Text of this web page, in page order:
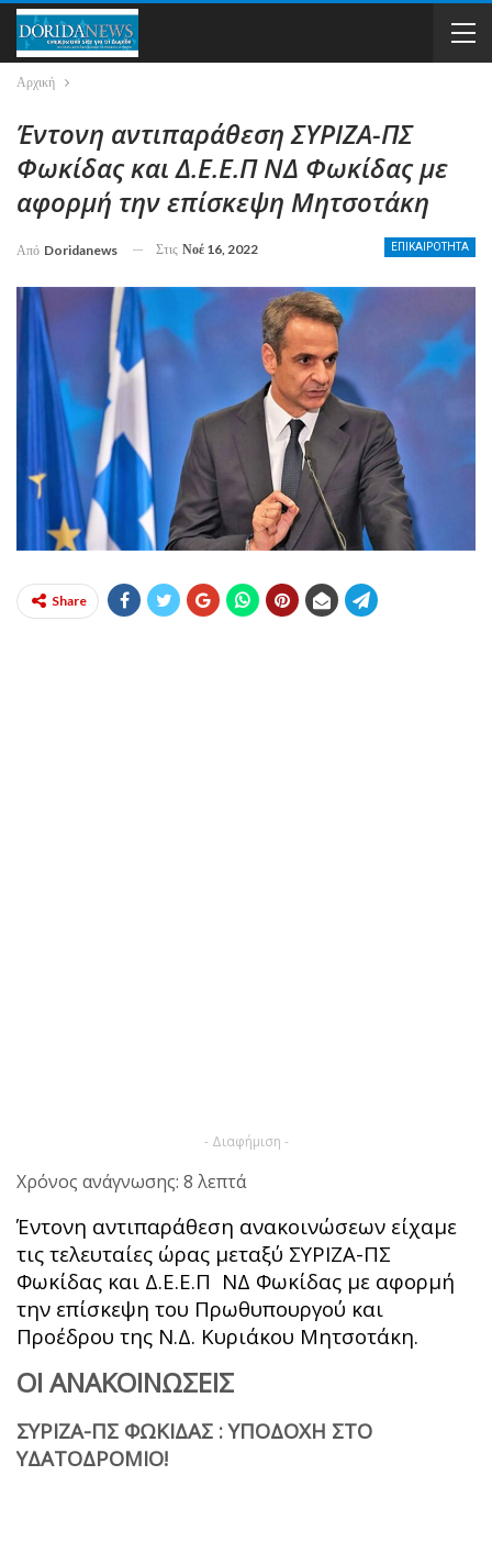
Αρχική
Έντονη αντιπαράθεση ΣΥΡΙΖΑ-ΠΣ
Φωκίδας και Δ.Ε.Ε.Π ΝΔ Φωκίδας με
αφορμή την επίσκεψη Μητσοτάκη
ΕΠΙΚΑΙΡΟΤΗΤΑ
Από Doridanews Στις Νοέ 16, 2022
Share
- Διαφήμιση -
Χρόνος ανάγνωσης: 8 λεπτά
Έντονη αντιπαράθεση ανακοινώσεων είχαμε
τις τελευταίες ώρας μεταξύ ΣΥΡΙΖΑ-ΠΣ
Φωκίδας και Δ.Ε.Ε.Π ΝΔ Φωκίδας με αφορμή
την επίσκεψη του Πρωθυπουργού και
Προέδρου της Ν.Δ. Κυριάκου Μητσοτάκη.
ΟΙ ΑΝΑΚΟΙΝΩΣΕΙΣ
ΣΥΡΙΖΑ-ΠΣ ΦΩΚΙΔΑΣ : ΥΠΟΔΟΧΗ ΣΤΟ
ΥΔΑΤΟΔΡΟΜΙΟ!